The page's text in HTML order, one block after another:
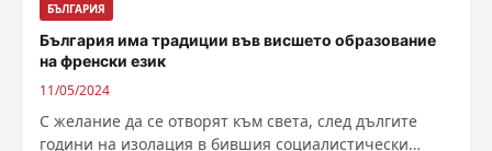
БЪЛГАРИЯ
България има традиции във висшето образование
на френски език
11/05/2024
С желание да се отворят към света, след дългите
години на изолация в бившия социалистически